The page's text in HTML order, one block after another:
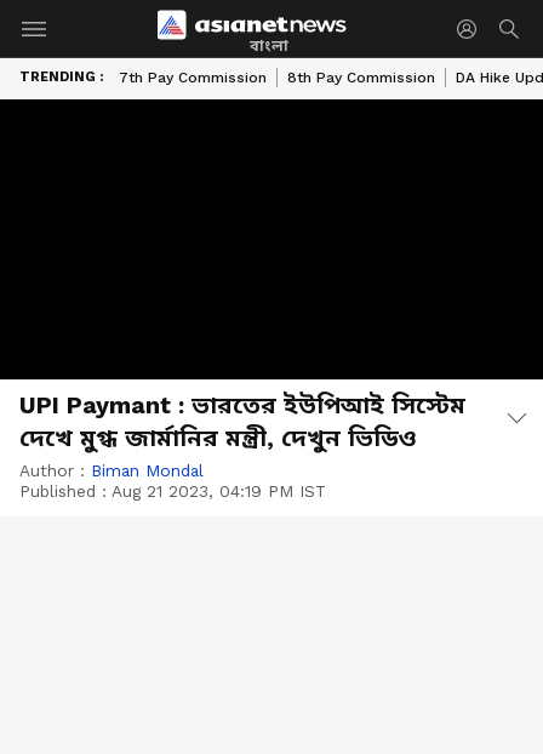
বাংলা
TRENDING : 7th Pay Commission 8th Pay Commission DA Hike
UPI Paymant : ভারতের ইউপিআই সিস্টেম
দেখে মুগ্ধ জার্মানির মন্ত্রী, দেখুন ভিডিও
Author : Biman Mondal
Published : Aug 21 2023, 04:19 PM IST